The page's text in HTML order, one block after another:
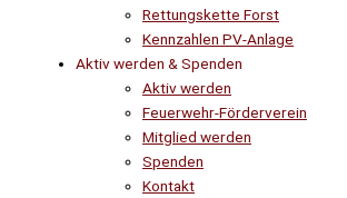
Rettungskette Forst
Kennzahlen PV-Anlage
Aktiv werden & Spenden
Aktiv werden
Feuerwehr-Förderverein
Mitglied werden
Spenden
Kontakt